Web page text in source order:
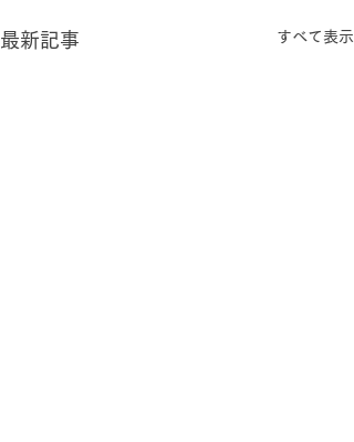
最新記事 すべて表示